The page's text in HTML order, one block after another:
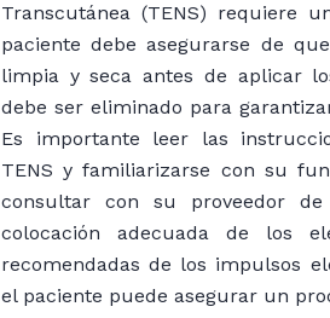
Transcutánea (TENS) requiere
paciente debe asegurarse de
limpia y seca antes de aplicar
debe ser eliminado para
Es importante leer las
TENS y familiarizarse con su
consultar con su proveedor
colocación adecuada de los
recomendadas de los impulsos
el paciente puede asegurar un